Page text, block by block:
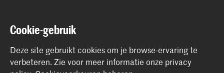
Het Koninklijk Conservatorium en de Koninklijke
Academie van Beeldende Kunsten vormen samen
Hogeschool der Kunsten Den Haag.
Cookie-gebruik
Deze site gebruikt cookies om je browse-ervaring te
verbeteren. Zie voor meer informatie onze privacy